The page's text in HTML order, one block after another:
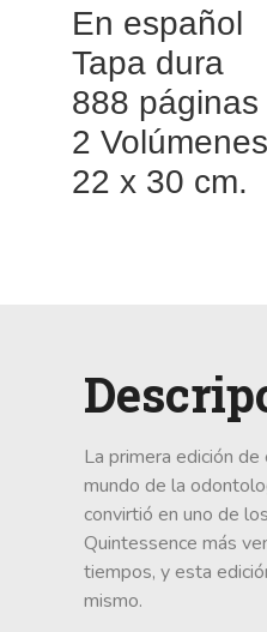
En español
Tapa dura
888 páginas
2 Volúmenes
22 x 30 cm.
La primera edición
mundo de la
convirtió en uno de
Quintessence más
tiempos, y esta
mismo.